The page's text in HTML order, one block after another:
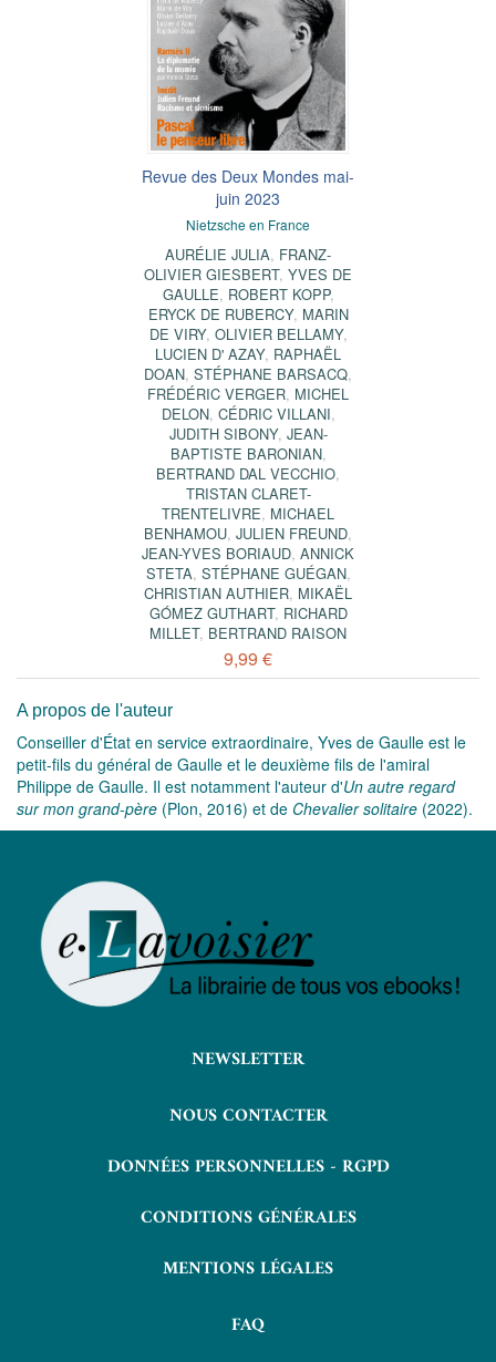
Revue des Deux Mondes mai-
juin 2023
Nietzsche en France
AURÉLIE JULIA, FRANZ-
OLIVIER GIESBERT, YVES DE
GAULLE, ROBERT KOPP,
ERYCK DE RUBERCY, MARIN
DE VIRY, OLIVIER BELLAMY,
LUCIEN D' AZAY, RAPHAËL
DOAN, STÉPHANE BARSACQ,
FRÉDÉRIC VERGER, MICHEL
DELON, CÉDRIC VILLANI,
JUDITH SIBONY, JEAN-
BAPTISTE BARONIAN,
BERTRAND DAL VECCHIO,
TRISTAN CLARET-
TRENTELIVRE, MICHAEL
BENHAMOU, JULIEN FREUND,
JEAN-YVES BORIAUD, ANNICK
STETA, STÉPHANE GUÉGAN,
CHRISTIAN AUTHIER, MIKAËL
GÓMEZ GUTHART, RICHARD
MILLET, BERTRAND RAISON
9,99 €
A propos de l'auteur
Conseiller d'État en service extraordinaire, Yves de Gaulle est le
petit-fils du général de Gaulle et le deuxième fils de l'amiral
Philippe de Gaulle. Il est notamment l'auteur d'Un autre regard
sur mon grand-père (Plon, 2016) et de Chevalier solitaire (2022).
NEWSLETTER
NOUS CONTACTER
DONNÉES PERSONNELLES - RGPD
CONDITIONS GÉNÉRALES
MENTIONS LÉGALES
FAQ